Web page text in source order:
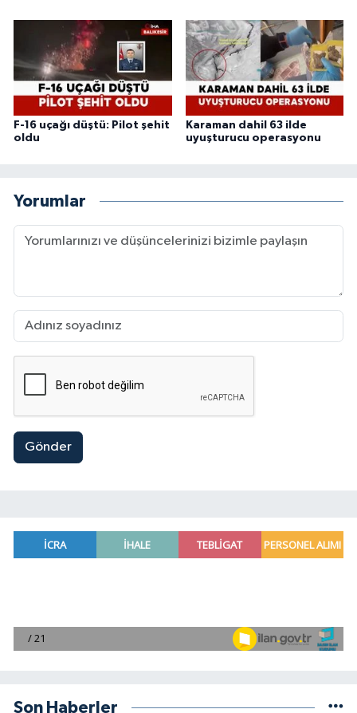
F-16 uçağı düştü: Pilot şehit
oldu
Karaman dahil 63 ilde
uyuşturucu operasyonu
Yorumlar
Gönder
Son Haberler